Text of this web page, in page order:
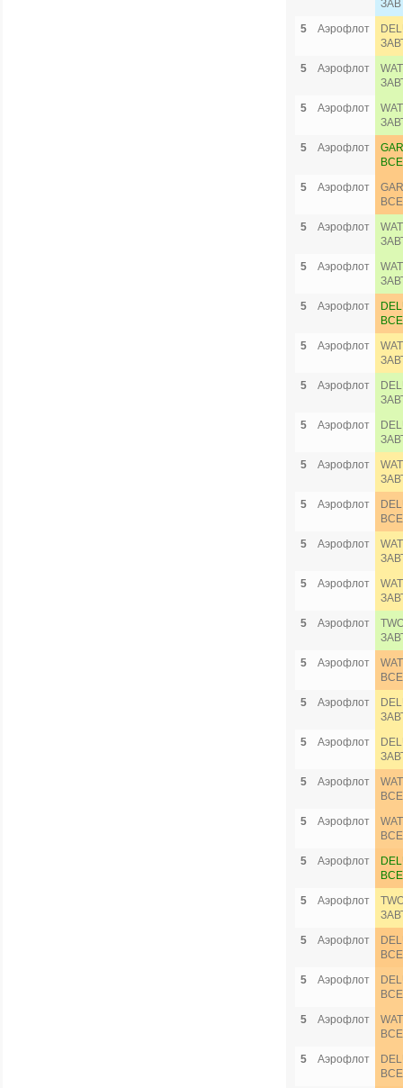
5
Аэрофлот
5
Аэрофлот
5
Аэрофлот
5
Аэрофлот
5
Аэрофлот
5
Аэрофлот
5
Аэрофлот
5
Аэрофлот
5
Аэрофлот
5
Аэрофлот
5
Аэрофлот
5
Аэрофлот
5
Аэрофлот
5
Аэрофлот
5
Аэрофлот
5
Аэрофлот
5
Аэрофлот
5
Аэрофлот
5
Аэрофлот
5
Аэрофлот
5
Аэрофлот
5
Аэрофлот
5
Аэрофлот
5
Аэрофлот
5
Аэрофлот
5
Аэрофлот
5
Аэрофлот